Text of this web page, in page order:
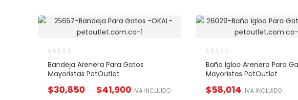
Bandeja Arenera Para Gatos
Mayoristas PetOutlet
$30,850 – $41,900 IVA INCLUIDO
Baño Igloo Arenera Para
Mayoristas PetOutlet
$58,014 IVA INCLUIDO